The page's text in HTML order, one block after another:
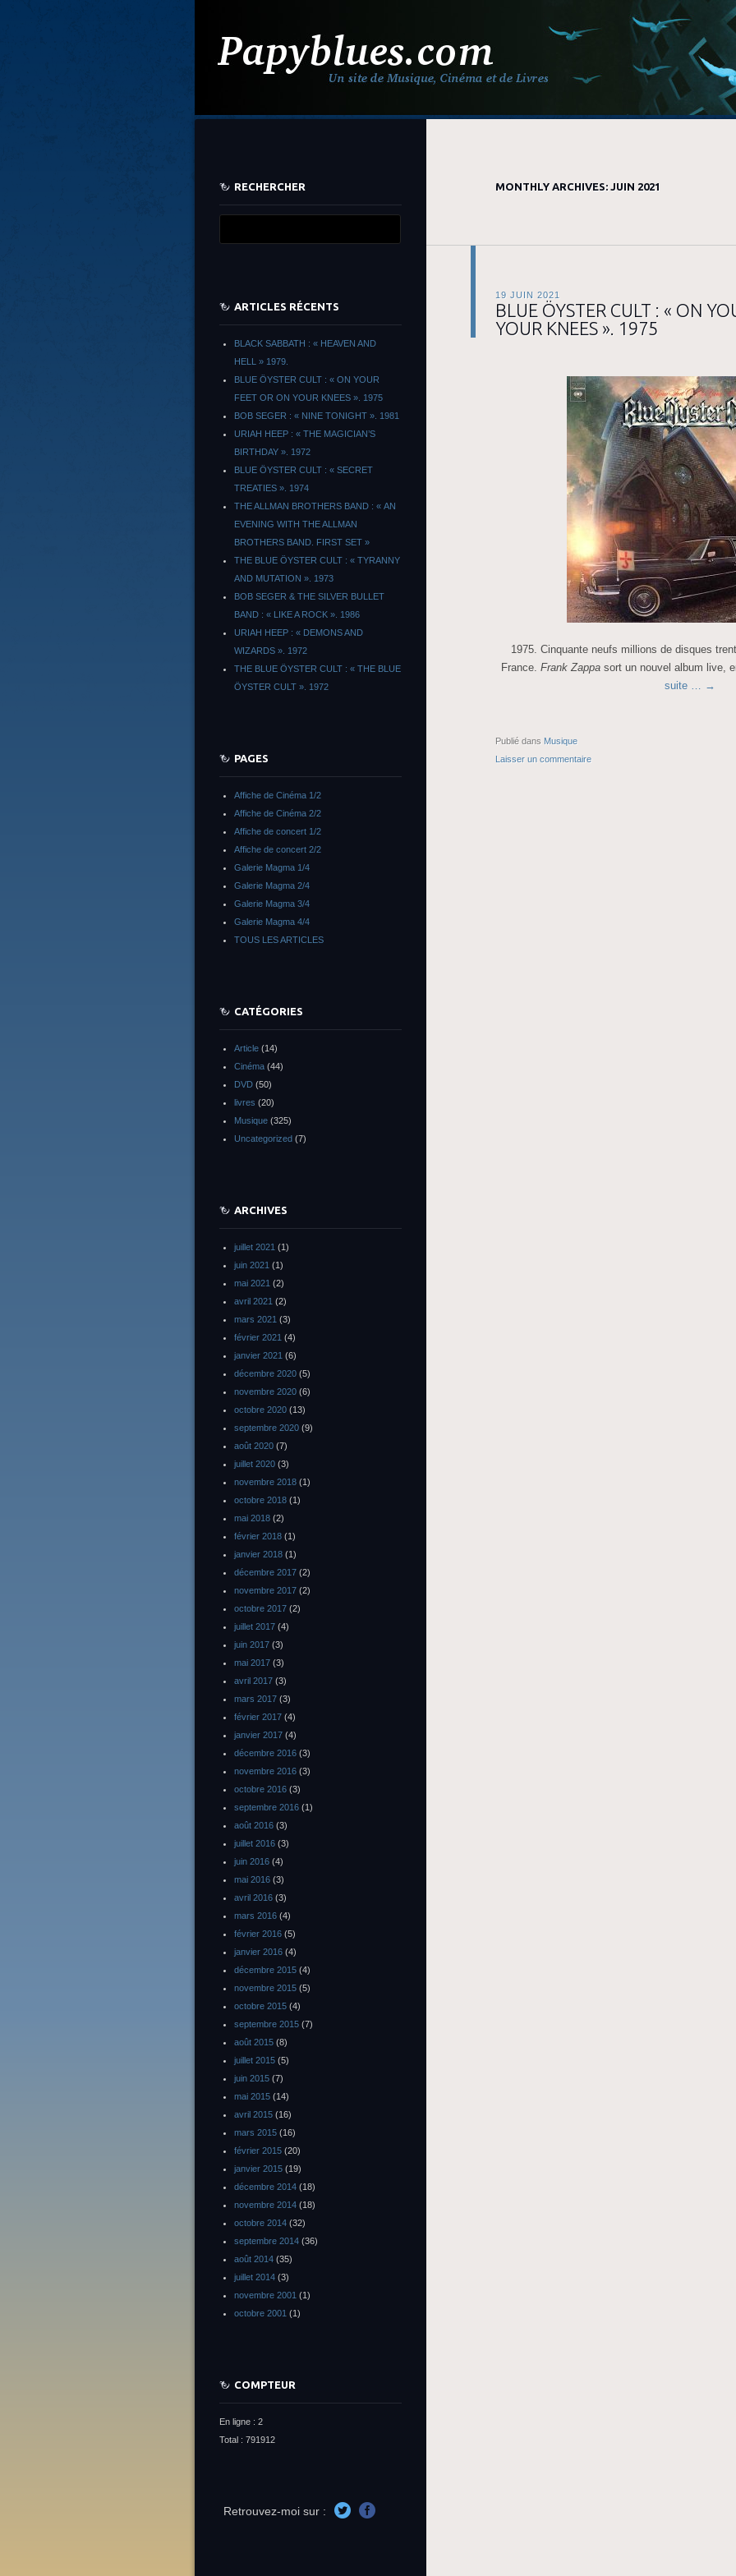
MONTHLY ARCHIVES: JUIN 2021
19 JUIN 2021
BLUE ÖYSTER CULT : « ON
YOUR KNEES ». 1975
1975. Cinquante neufs millions de disques
France. Frank Zappa sort un nouvel album live,
suite … →
Publié dans Musique
Laisser un commentaire
RECHERCHER
ARTICLES RÉCENTS
BLACK SABBATH : « HEAVEN AND
HELL » 1979.
BLUE ÖYSTER CULT : « ON YOUR
FEET OR ON YOUR KNEES ». 1975
BOB SEGER : « NINE TONIGHT ». 1981
URIAH HEEP : « THE MAGICIAN’S
BIRTHDAY ». 1972
BLUE ÖYSTER CULT : « SECRET
TREATIES ». 1974
THE ALLMAN BROTHERS BAND : « AN
EVENING WITH THE ALLMAN
BROTHERS BAND. FIRST SET »
THE BLUE ÖYSTER CULT : « TYRANNY
AND MUTATION ». 1973
BOB SEGER & THE SILVER BULLET
BAND : « LIKE A ROCK ». 1986
URIAH HEEP : « DEMONS AND
WIZARDS ». 1972
THE BLUE ÖYSTER CULT : « THE BLUE
ÖYSTER CULT ». 1972
PAGES
Affiche de Cinéma 1/2
Affiche de Cinéma 2/2
Affiche de concert 1/2
Affiche de concert 2/2
Galerie Magma 1/4
Galerie Magma 2/4
Galerie Magma 3/4
Galerie Magma 4/4
TOUS LES ARTICLES
CATÉGORIES
Article (14)
Cinéma (44)
DVD (50)
livres (20)
Musique (325)
Uncategorized (7)
ARCHIVES
juillet 2021 (1)
juin 2021 (1)
mai 2021 (2)
avril 2021 (2)
mars 2021 (3)
février 2021 (4)
janvier 2021 (6)
décembre 2020 (5)
novembre 2020 (6)
octobre 2020 (13)
septembre 2020 (9)
août 2020 (7)
juillet 2020 (3)
novembre 2018 (1)
octobre 2018 (1)
mai 2018 (2)
février 2018 (1)
janvier 2018 (1)
décembre 2017 (2)
novembre 2017 (2)
octobre 2017 (2)
juillet 2017 (4)
juin 2017 (3)
mai 2017 (3)
avril 2017 (3)
mars 2017 (3)
février 2017 (4)
janvier 2017 (4)
décembre 2016 (3)
novembre 2016 (3)
octobre 2016 (3)
septembre 2016 (1)
août 2016 (3)
juillet 2016 (3)
juin 2016 (4)
mai 2016 (3)
avril 2016 (3)
mars 2016 (4)
février 2016 (5)
janvier 2016 (4)
décembre 2015 (4)
novembre 2015 (5)
octobre 2015 (4)
septembre 2015 (7)
août 2015 (8)
juillet 2015 (5)
juin 2015 (7)
mai 2015 (14)
avril 2015 (16)
mars 2015 (16)
février 2015 (20)
janvier 2015 (19)
décembre 2014 (18)
novembre 2014 (18)
octobre 2014 (32)
septembre 2014 (36)
août 2014 (35)
juillet 2014 (3)
novembre 2001 (1)
octobre 2001 (1)
COMPTEUR
En ligne : 2
Total : 791912
Retrouvez-moi sur :